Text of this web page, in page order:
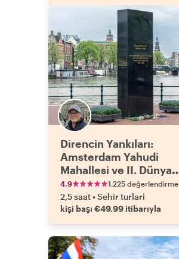
Direncin Yankıları:
Amsterdam Yahudi
Mahallesi ve II. Dünya
Savaşı Tarihi
4.9 1.225 değerlendirme
2,5 saat•Sehir turlari
kişi başı €49.99 itibarıyla